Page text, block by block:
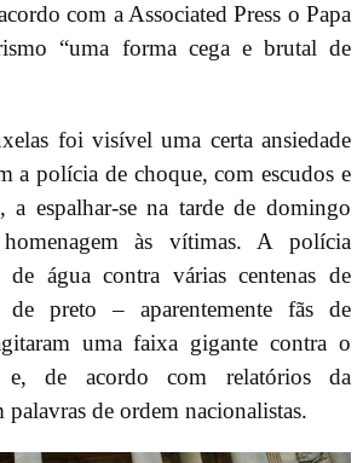
com a Associated Press o Papa
“uma forma cega e brutal de
foi visível uma certa ansiedade
a polícia de choque, com escudos e
a espalhar-se na tarde de domingo
às vítimas. A polícia
de água contra várias centenas de
de preto – aparentemente fãs de
uma faixa gigante contra o
e, de acordo com relatórios da
palavras de ordem nacionalistas.